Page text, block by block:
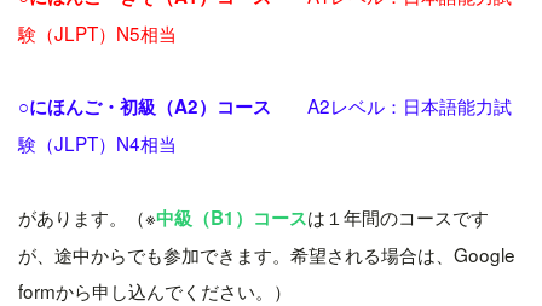
験（JLPT）N5相当
○にほんご・初級（A2）コース A2レベル：日本語能力試
験（JLPT）N4相当
があります。（※中級（B1）コースは１年間のコースです
が、途中からでも参加できます。希望される場合は、Google
formから申し込んでください。）